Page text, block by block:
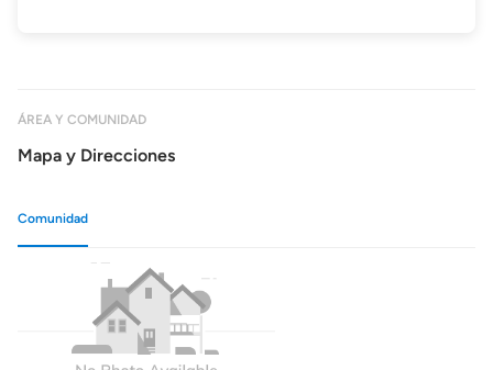
ÁREA Y COMUNIDAD
Mapa y Direcciones
Comunidad